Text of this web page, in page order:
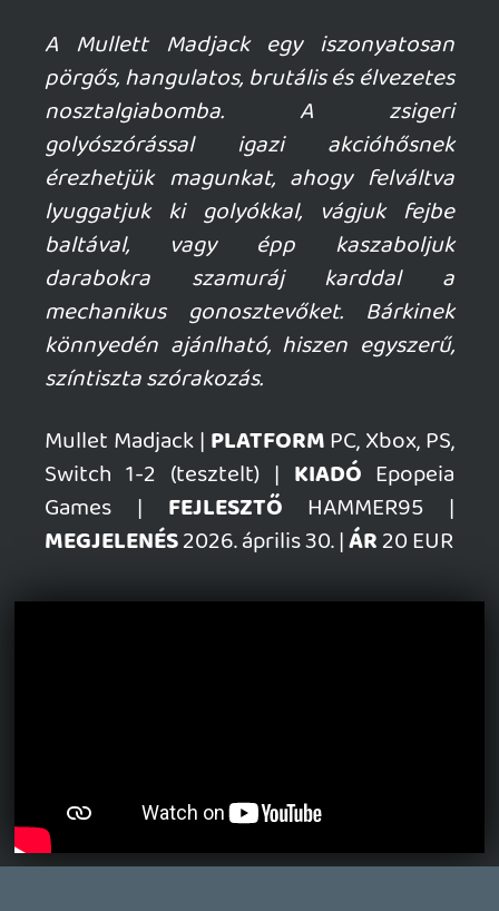
detto. csodálkozok is hogy nem a Devolver
adta ki.
Necroman Mk2 2026.05.11 10:25:48
Necroman Mk2 2026.05.11 10:25:48 #2104h
Ránzésre egy FPS Hotline Miaminak tűnik
a gameplay szempontjából. Ha nem
annyira nehéz, talán rápróbálok.
óceánjáró. A SENARA-ban első pillantásra minden
megvan, ami a sikerhez kell, ez az összkép azonban
becsapós.
9 órája